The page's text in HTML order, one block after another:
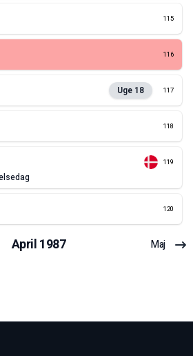
115
116
Uge 18 117
118
119
120
April1987 Maj